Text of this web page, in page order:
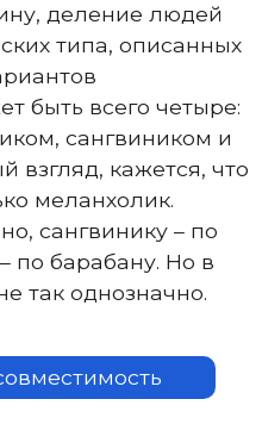
деление людей
типа, описанных
быть всего четыре:
сангвиником и
взгляд, кажется, что
меланхолик.
сангвинику – по
по барабану. Но в
так однозначно.